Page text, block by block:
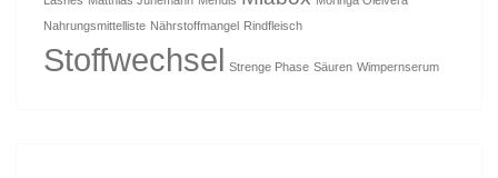
Nahrungsmittelliste Nährstoffmangel Rindfleisch
Stoffwechsel Strenge Phase Säuren Wimpernserum